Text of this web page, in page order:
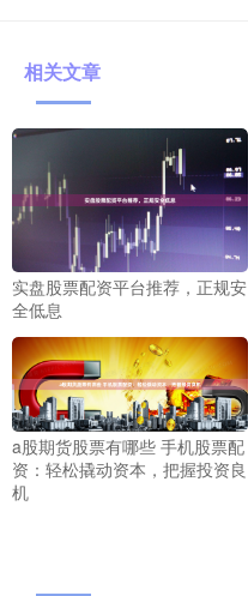
相关文章
实盘股票配资平台推荐，正规安
全低息
a股期货股票有哪些 手机股票配
资：轻松撬动资本，把握投资良
机